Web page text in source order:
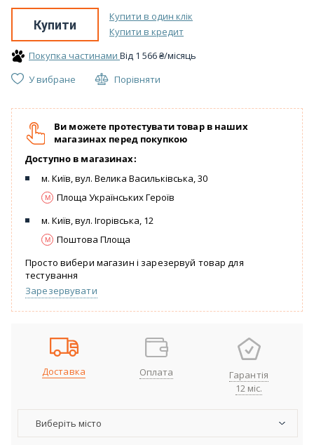
Купити
Купити в один клік
Купити в кредит
Покупка частинами Вiд 1 566₴/місяць
У вибране
Порівняти
Ви можете протестувати товар в наших
магазинах перед покупкою
Доступно в магазинах:
м. Київ, вул. Велика Васильківська, 30
Площа Українських Героїв
м. Київ, вул. Ігорівська, 12
Поштова Площа
Просто вибери магазин і зарезервуй товар для
тестування
Зарезервувати
Доставка Оплата
Гарантія
12 міс.
Виберіть місто